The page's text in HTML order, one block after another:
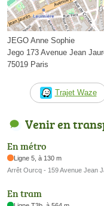
JEGO Anne Sophie
Jego 173 Avenue Jean
75019 Paris
Trajet Waze
Venir en
En métro
Ligne 5, à 130 m
Arrêt Ourcq - 159 Avenue Jean
En tram